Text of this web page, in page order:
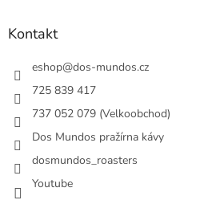
Kontakt
eshop@dos-mundos.cz
725 839 417
737 052 079 (Velkoobchod)
Dos Mundos pražírna kávy
dosmundos_roasters
Youtube